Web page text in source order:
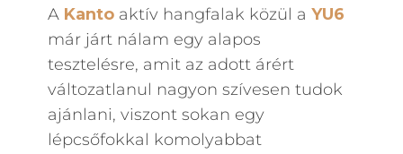
A Kantoaktív hangfalak közül a YU6
már járt nálam egy alapos
tesztelésre, amit az adott árért
változatlanul nagyon szívesen tudok
ajánlani, viszont sokan egy
lépcsőfokkal komolyabbat